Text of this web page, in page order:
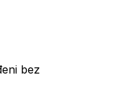
bez